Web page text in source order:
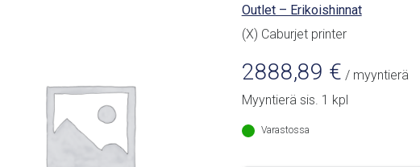
Outlet – Erikoishinnat
(X) Caburjet printer
2888,89 € / myyntierä
Myyntierä sis. 1 kpl
Varastossa